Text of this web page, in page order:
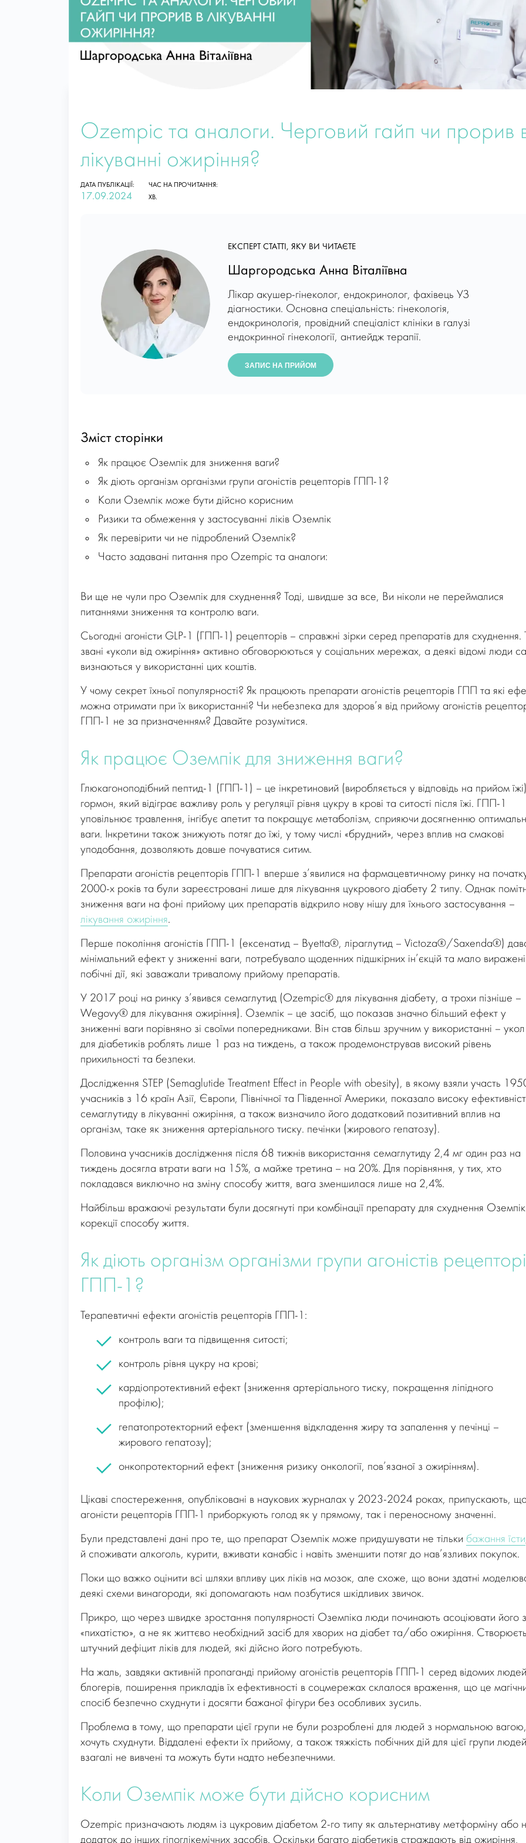
Ozempic та аналоги. Черговий гайп чи прорив
лікуванні ожиріння?
ДАТА ПУБЛІКАЦІЇ:
17.09.2024
ЧАС НА ПРОЧИТАННЯ:
ХВ.
ЕКСПЕРТ СТАТТІ, ЯКУ ВИ ЧИТАЄТЕ
Шаргородська Анна Віталіївна
Лікар акушер-гінеколог, ендокринолог, фахівець УЗ
діагностики. Основна спеціальність: гінекологія,
ендокринологія, провідний спеціаліст клініки в галузі
ендокринної гінекології, антиейдж терапії.
ЗАПИС НА ПРИЙОМ
Зміст сторінки
Як працює Оземпік для зниження ваги?
Як діють організм організми групи агоністів рецепторів ГПП-1?
Коли Оземпік може бути дійсно корисним
Ризики та обмеження у застосуванні ліків Оземпік
Як перевірити чи не підроблений Оземпік?
Часто задавані питання про Ozempic та аналоги:
Ви ще не чули про Оземпік для схуднення? Тоді, швидше за все, Ви ніколи не переймалися
питаннями зниження та контролю ваги.
Сьогодні агоністи GLP-1 (ГПП-1) рецепторів – справжні зірки серед препаратів для схуднення.
звані «уколи від ожиріння» активно обговорюються у соціальних мережах, а деякі відомі люди
визнаються у використанні цих коштів.
У чому секрет їхньої популярності? Як працюють препарати агоністів рецепторів ГПП та які
можна отримати при їх використанні? Чи небезпека для здоров’я від прийому агоністів
ГПП-1 не за призначенням? Давайте розумітися.
Як працює Оземпік для зниження ваги?
Глюкагоноподібний пептид-1 (ГПП-1) – це інкретиновий (виробляється у відповідь на прийом їжі)
гормон, який відіграє важливу роль у регуляції рівня цукру в крові та ситості після їжі. ГПП-1
уповільнює травлення, інгібує апетит та покращує метаболізм, сприяючи досягненню
ваги. Інкретини також знижують потяг до їжі, у тому числі «брудний», через вплив на смакові
уподобання, дозволяють довше почуватися ситим.
Препарати агоністів рецепторів ГПП-1 вперше з’явилися на фармацевтичному ринку на
2000-х років та були зареєстровані лише для лікування цукрового діабету 2 типу. Однак
зниження ваги на фоні прийому цих препаратів відкрило нову нішу для їхнього застосування –
лікування ожиріння.
Перше покоління агоністів ГПП-1 (ексенатид – Byetta®, ліраглутид – Victoza®/Saxenda®)
мінімальний ефект у зниженні ваги, потребувало щоденних підшкірних ін’єкцій та мало виражені
побічні дії, які заважали тривалому прийому препаратів.
У 2017 році на ринку з’явився семаглутид (Ozempic® для лікування діабету, а трохи пізніше –
Wegovy® для лікування ожиріння). Оземпік – це засіб, що показав значно більший ефект у
зниженні ваги порівняно зі своїми попередниками. Він став більш зручним у використанні – укол
для діабетиків роблять лише 1 раз на тиждень, а також продемонстрував високий рівень
прихильності та безпеки.
Дослідження STEP (Semaglutide Treatment Effect in People with obesity), в якому взяли участь
учасників з 16 країн Азії, Європи, Північної та Південної Америки, показало високу
семаглутиду в лікуванні ожиріння, а також визначило його додатковий позитивний вплив на
організм, таке як зниження артеріального тиску. печінки (жирового гепатозу).
Половина учасників дослідження після 68 тижнів використання семаглутиду 2,4 мг один раз на
тиждень досягла втрати ваги на 15%, а майже третина – на 20%. Для порівняння, у тих, хто
покладався виключно на зміну способу життя, вага зменшилася лише на 2,4%.
Найбільш вражаючі результати були досягнуті при комбінації препарату для схуднення
корекції способу життя.
Як діють організм організми групи агоністів
ГПП-1?
Терапевтичні ефекти агоністів рецепторів ГПП-1:
контроль ваги та підвищення ситості;
контроль рівня цукру на крові;
кардіопротективний ефект (зниження артеріального тиску, покращення ліпідного
профілю);
гепатопротекторний ефект (зменшення відкладення жиру та запалення у печінці –
жирового гепатозу);
онкопротекторний ефект (зниження ризику онкології, пов’язаної з ожирінням).
Цікаві спостереження, опубліковані в наукових журналах у 2023-2024 роках, припускають,
агоністи рецепторів ГПП-1 приборкують голод як у прямому, так і переносному значенні.
Були представлені дані про те, що препарат Оземпік може придушувати не тільки бажання їсти
й споживати алкоголь, курити, вживати канабіс і навіть зменшити потяг до нав’язливих покупок.
Поки що важко оцінити всі шляхи впливу цих ліків на мозок, але схоже, що вони здатні
деякі схеми винагороди, які допомагають нам позбутися шкідливих звичок.
Прикро, що через швидке зростання популярності Оземпіка люди починають асоціювати його з
«пихатістю», а не як життєво необхідний засіб для хворих на діабет та/або ожиріння.
штучний дефіцит ліків для людей, які дійсно його потребують.
На жаль, завдяки активній пропаганді прийому агоністів рецепторів ГПП-1 серед відомих людей
блогерів, поширення прикладів їх ефективності в соцмережах склалося враження, що це
спосіб безпечно схуднути і досягти бажаної фігури без особливих зусиль.
Проблема в тому, що препарати цієї групи не були розроблені для людей з нормальною вагою,
хочуть схуднути. Віддалені ефекти їх прийому, а також тяжкість побічних дій для цієї групи людей
взагалі не вивчені та можуть бути надто небезпечними.
Коли Оземпік може бути дійсно корисним
Ozempic призначають людям із цукровим діабетом 2-го типу як альтернативу метформіну або
додаток до інших гіпоглікемічних засобів. Оскільки багато діабетиків страждають від ожиріння,